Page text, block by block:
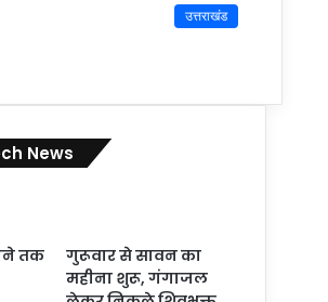
उत्तराखंड
News
तक
गुरूवार से सावन का
महीना शुरू, गंगाजल